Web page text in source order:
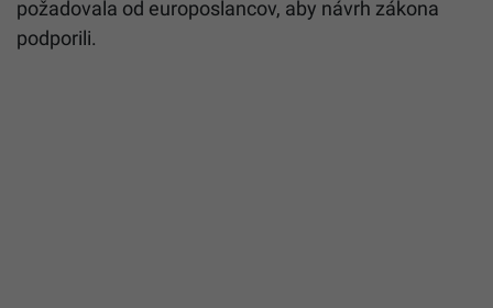
požadovala od europoslancov, aby návrh zákona
podporili.